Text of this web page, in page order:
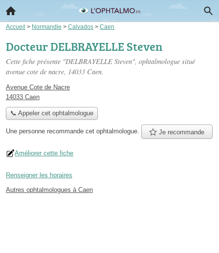
Accueil > Normandie > Calvados > Caen
Docteur DELBRAYELLE Steven
Cette fiche présente "DELBRAYELLE Steven", ophtalmologue situé
avenue cote de nacre, 14033 Caen.
Avenue Cote de Nacre
14033 Caen
📞 Appeler cet ophtalmologue
Une personne recommande cet ophtalmologue. Je recommande
Améliorer cette fiche
Renseigner les horaires
Autres ophtalmologues à Caen